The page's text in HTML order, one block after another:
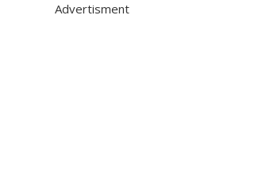
Advertisment